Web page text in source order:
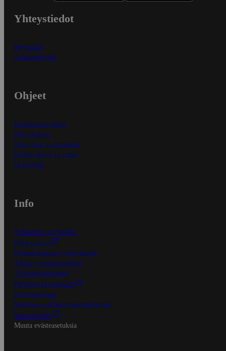
Yhteystiedot
Myymälät
Asiakaspalvelu
Ohjeet
Ensitilaajan ohjeet
Näin maksat
Näin tilaat ja muokkaat
Kaikki ohjeet ja vinkit
In English
Info
S-Business yrityksille
Oiva-raportit
Osuuskauppojen yhteystiedot
Tilaus- ja toimitusehdot
Tietosuojakäytäntö
Palvelun käyttöehdot
Saavutettavuus
Mobiilisovelluksen saavutettavuus
Mainostajalle
Muuta evästeasetuksia